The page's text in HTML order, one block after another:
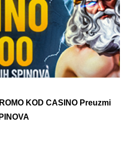
KOD CASINO Preuzmi